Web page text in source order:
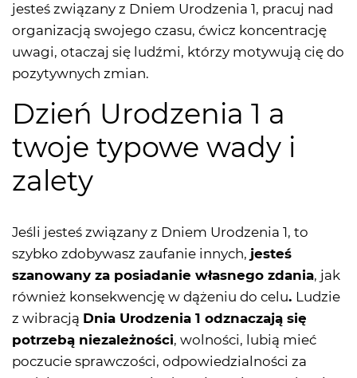
jesteś związany z Dniem Urodzenia 1, pracuj nad
organizacją swojego czasu, ćwicz koncentrację
uwagi, otaczaj się ludźmi, którzy motywują cię do
pozytywnych zmian.
Dzień Urodzenia 1 a
twoje typowe wady i
zalety
Jeśli jesteś związany z Dniem Urodzenia 1, to
szybko zdobywasz zaufanie innych, jesteś
szanowany za posiadanie własnego zdania, jak
również konsekwencję w dążeniu do celu. Ludzie
z wibracją Dnia Urodzenia 1 odznaczają się
potrzebą niezależności, wolności, lubią mieć
poczucie sprawczości, odpowiedzialności za